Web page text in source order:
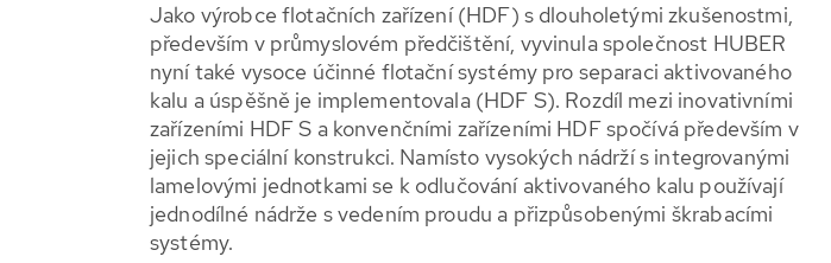
Jako výrobce flotačních zařízení (HDF) s dlouholetými zkušenostmi,
především v průmyslovém předčištění, vyvinula společnost HUBER
nyní také vysoce účinné flotační systémy pro separaci aktivovaného
kalu a úspěšně je implementovala (HDF S). Rozdíl mezi inovativními
zařízeními HDF S a konvenčními zařízeními HDF spočívá především v
jejich speciální konstrukci. Namísto vysokých nádrží s integrovanými
lamelovými jednotkami se k odlučování aktivovaného kalu používají
jednodílné nádrže s vedením proudu a přizpůsobenými škrabacími
systémy.